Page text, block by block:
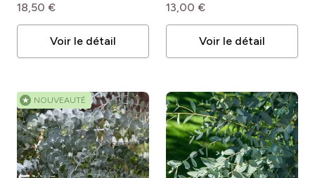
18,50 €
Voir le détail
13,00 €
Voir le détail
★ NOUVEAUTÉ